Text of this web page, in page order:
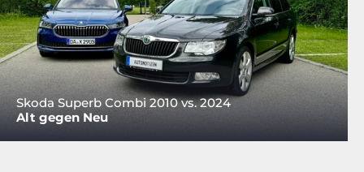
Skoda Superb Combi 2010 vs. 2024
Alt gegen Neu